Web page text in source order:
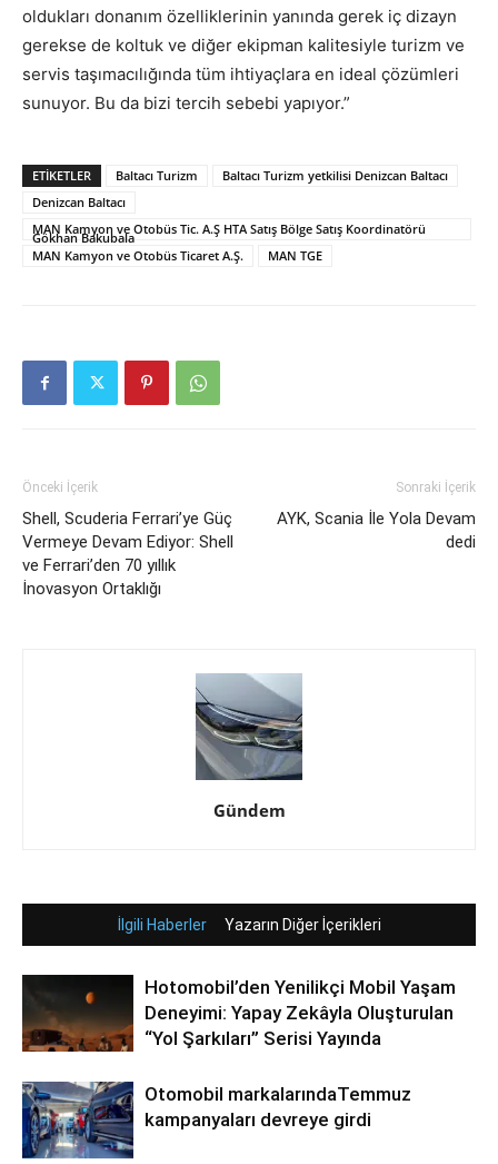
oldukları donanım özelliklerinin yanında gerek iç dizayn
gerekse de koltuk ve diğer ekipman kalitesiyle turizm ve
servis taşımacılığında tüm ihtiyaçlara en ideal çözümleri
sunuyor. Bu da bizi tercih sebebi yapıyor.”
ETIKETLER Baltacı Turizm
Baltacı Turizm yetkilisi Denizcan Baltacı
Denizcan Baltacı
MAN Kamyon ve Otobüs Tic. A.Ş HTA Satış Bölge Satış Koordinatörü
Gökhan Bakubala
MAN Kamyon ve Otobüs Ticaret A.Ş.
MAN TGE
Önceki İçerik
Shell, Scuderia Ferrari’ye Güç
Vermeye Devam Ediyor: Shell
ve Ferrari’den 70 yıllık
İnovasyon Ortaklığı
Sonraki İçerik
AYK, Scania İle Yola Devam
dedi
Gündem
İlgili Haberler Yazarın Diğer İçerikleri
Hotomobil’den Yenilikçi Mobil Yaşam
Deneyimi: Yapay Zekâyla Oluşturulan
“Yol Şarkıları” Serisi Yayında
Otomobil markalarındaTemmuz
kampanyaları devreye girdi